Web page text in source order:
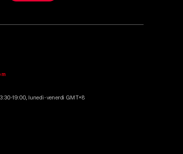
19:00, lunedì-venerdì GMT+8